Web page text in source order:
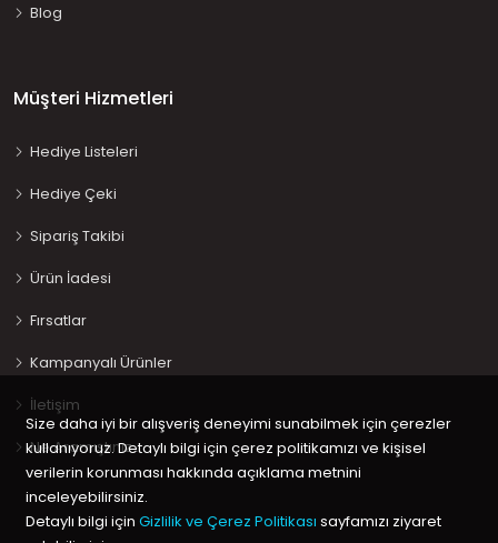
Blog
Müşteri Hizmetleri
Hediye Listeleri
Hediye Çeki
Sipariş Takibi
Ürün İadesi
Fırsatlar
Kampanyalı Ürünler
İletişim
Ne Aramıştınız…
Size daha iyi bir alışveriş deneyimi sunabilmek için çerezler
kullanıyoruz. Detaylı bilgi için çerez politikamızı ve kişisel
verilerin korunması hakkında açıklama metnini
inceleyebilirsiniz.
Detaylı bilgi için Gizlilik ve Çerez Politikası sayfamızı ziyaret